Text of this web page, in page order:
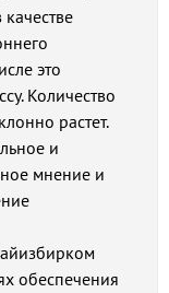
это
Количество
растет.
и
мнение и
обеспечения